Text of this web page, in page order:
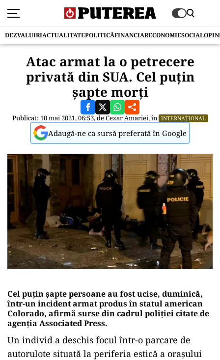
DEZVALUIRIACTUALITATEPOLITICĂFINANCIARECONOMIESOCIAL
Atac armat la o petrecere
privată din SUA. Cel puțin
șapte morți
Publicat: 10 mai 2021, 06:53, deCezar Amariei, în INTERNAȚIONAL
Adaugă-ne ca sursă preferată în Google
Cel puţin şapte persoane au fost ucise, duminică,
într-un incident armat produs în statul american
Colorado, afirmă surse din cadrul poliţiei citate de
agenţia Associated Press.
Un individ a deschis focul într-o parcare de
autorulote situată la periferia estică a oraşului